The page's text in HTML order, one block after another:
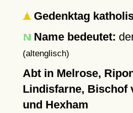
Gedenktag
Name bedeutet:
(altenglisch)
Abt in Melrose,
Lindisfarne, Bischof
und Hexham